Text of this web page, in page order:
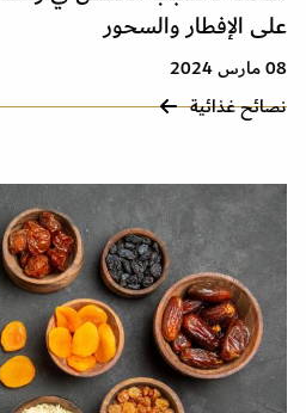
على الإفطار والسحور
08 مارس 2024
نصائح غذائية